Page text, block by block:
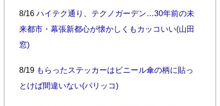
8/16 ハイテク通り、テクノガーデン…30年前の未
来都市・幕張新都心が懐かしくもカッコいい(山田
窓)
8/19 もらったステッカーはビニール傘の柄に貼っ
とけば間違いない(パリッコ)